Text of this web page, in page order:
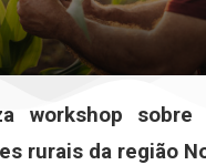
workshop sobre
rurais da região